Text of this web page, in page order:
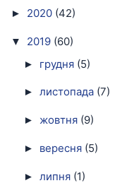
► 2020 (42)
▼ 2019 (60)
► грудня (5)
► листопада (7)
► жовтня (9)
► вересня (5)
► липня (1)